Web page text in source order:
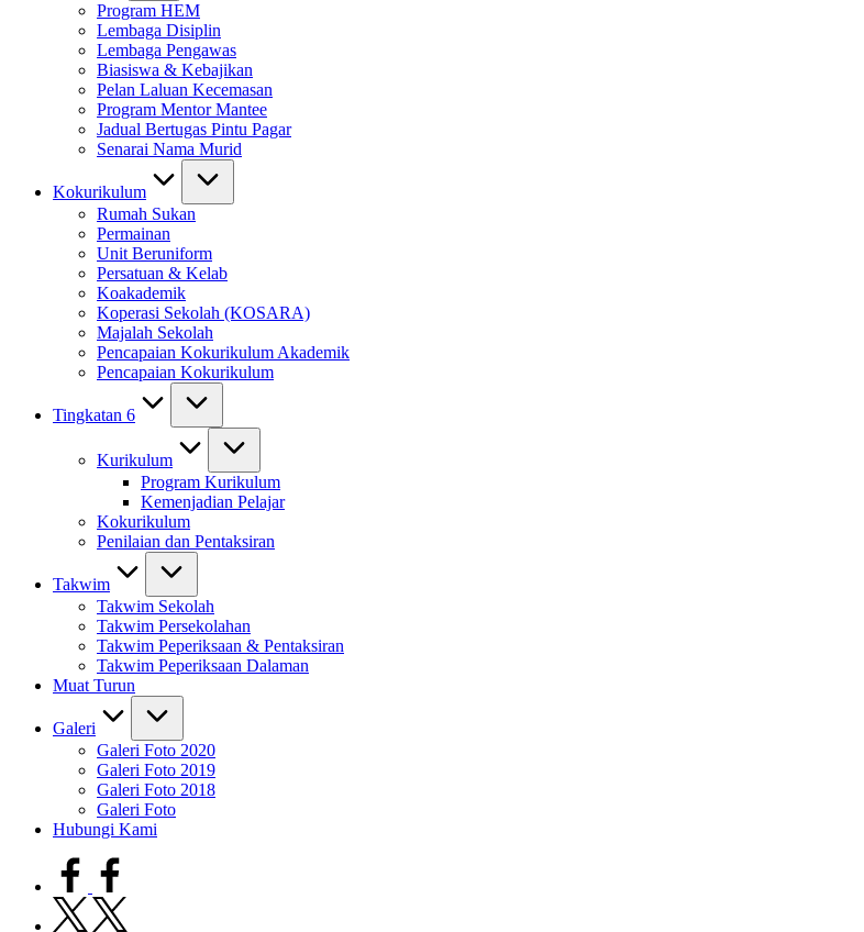
Program HEM
Lembaga Disiplin
Lembaga Pengawas
Biasiswa & Kebajikan
Pelan Laluan Kecemasan
Program Mentor Mantee
Jadual Bertugas Pintu Pagar
Senarai Nama Murid
Kokurikulum
Rumah Sukan
Permainan
Unit Beruniform
Persatuan & Kelab
Koakademik
Koperasi Sekolah (KOSARA)
Majalah Sekolah
Pencapaian Kokurikulum Akademik
Pencapaian Kokurikulum
Tingkatan 6
Kurikulum
Program Kurikulum
Kemenjadian Pelajar
Kokurikulum
Penilaian dan Pentaksiran
Takwim
Takwim Sekolah
Takwim Persekolahan
Takwim Peperiksaan & Pentaksiran
Takwim Peperiksaan Dalaman
Muat Turun
Galeri
Galeri Foto 2020
Galeri Foto 2019
Galeri Foto 2018
Galeri Foto
Hubungi Kami
facebook.com
twitter.com